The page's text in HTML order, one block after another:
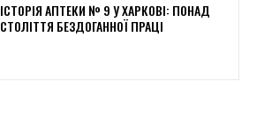
ІСТОРІЯ АПТЕКИ № 9 У ХАРКОВІ: ПОНАД
СТОЛІТТЯ БЕЗДОГАННОЇ ПРАЦІ